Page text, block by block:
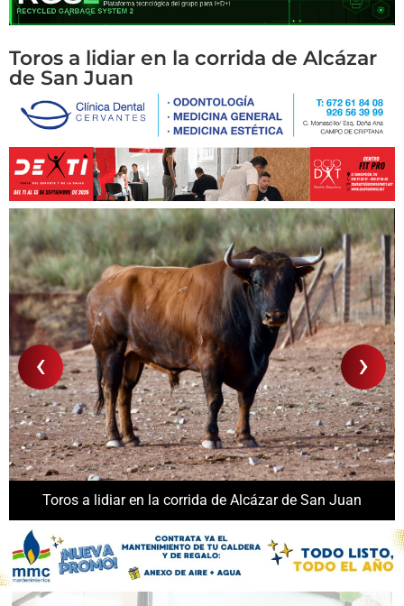
Toros a lidiar en la corrida de Alcázar
de San Juan
‹ ›
Toros a lidiar en la corrida de Alcázar de San Juan